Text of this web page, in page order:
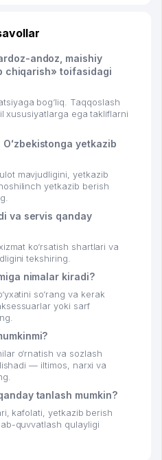
andoz, maishiy
chiqarish» toifasidagi
bog‘liq. Taqqoslash
xususiyatlarga ega takliflarni
yetkazib
mavjudligini, yetkazib
yetkazib berish
va servis qanday
ko‘rsatish shartlari va
tekshiring.
nimalar kiradi?
so‘rang va kerak
yoki sarf
o‘rnatish va sozlash
— iltimos, narxi va
tanlash mumkin?
kafolati, yetkazib berish
quvvatlash qulayligi